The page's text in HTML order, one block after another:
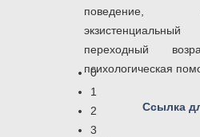
0
1
2
3
поведение,
переходный
психологическая
Ссылка